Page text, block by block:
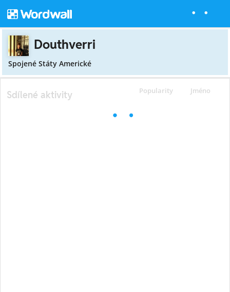
Douthverri
Spojené Státy Americké
Popularity Jméno
Sdílené aktivity